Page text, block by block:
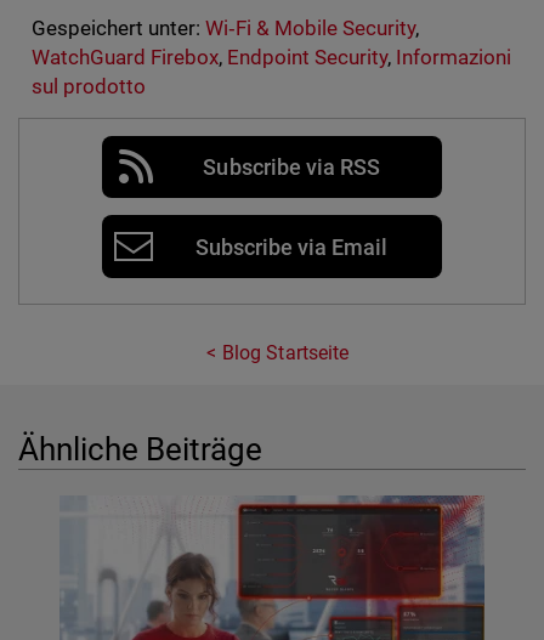
Gespeichert unter: Wi‑Fi & Mobile Security,
WatchGuard Firebox, Endpoint Security, Informazioni
sul prodotto
Subscribe via RSS
Subscribe via Email
Blog Startseite
Ähnliche Beiträge